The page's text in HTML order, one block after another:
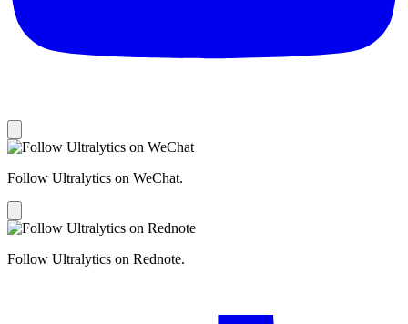
Follow Ultralytics on WeChat.
Follow Ultralytics on Rednote.